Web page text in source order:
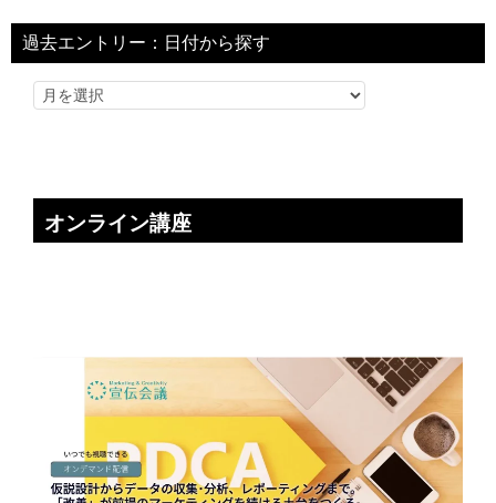
過去エントリー：日付から探す
オンライン講座